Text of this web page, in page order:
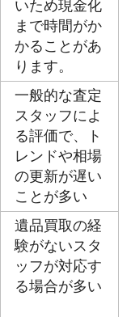
いため現金化
まで時間がか
かることがあ
ります。
一般的な査定
スタッフによ
る評価で、ト
レンドや相場
の更新が遅い
ことが多い
遺品買取の経
験がないスタ
ッフが対応す
る場合が多い